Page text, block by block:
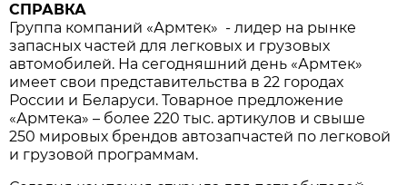
СПРАВКА
Группа компаний «Армтек» - лидер на рынке
запасных частей для легковых и грузовых
автомобилей. На сегодняшний день «Армтек»
имеет свои представительства в 22 городах
России и Беларуси. Товарное предложение
«Армтека» – более 220 тыс. артикулов и свыше
250 мировых брендов автозапчастей по легковой
и грузовой программам.